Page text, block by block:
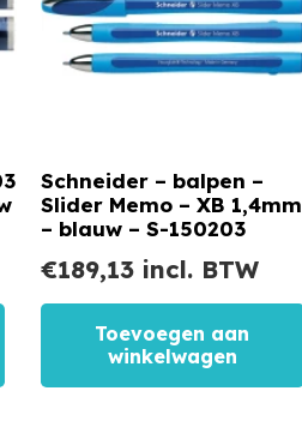
Schneider – balpen –
Slider Memo – XB 1,4mm
– blauw – S-150203
€189,13 incl. BTW
Toevoegen aan
winkelwagen